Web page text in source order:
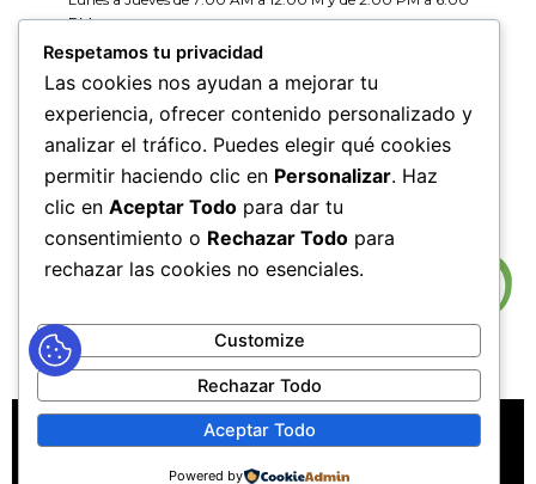
PM
Viernes de 7:00 AM a 12:00 M y de 2:00 PM a 5:00 PM
HORARIOS DE RADICACIÓN DE
CORRESPONDENCIA
Lunes a Jueves de 7:30 AM a 11:30 AM y de 2:00 PM a 5:00
PM
Viernes de 7:30 AM a 11:30 PM y de 2:00 PM a 4:00 PM
MAPA DEL SITIOPOLÍTICAS DE PRIVACIDAD
POLÍTICAS DE DERECHOS DE AUTOR
Respetamos tu privacidad
Las cookies nos ayudan a mejorar tu
experiencia, ofrecer contenido personalizado y
analizar el tráfico. Puedes elegir qué cookies
permitir haciendo clic en Personalizar. Haz
clic en Aceptar Todo para dar tu
consentimiento o Rechazar Todo para
rechazar las cookies no esenciales.
Customize
Rechazar Todo
Aceptar Todo
Powered by